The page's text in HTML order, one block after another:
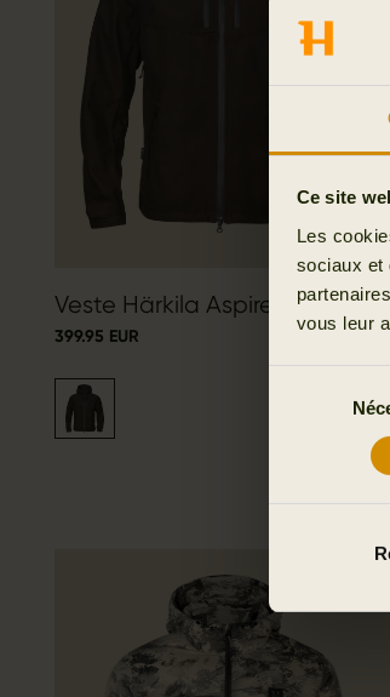
Ce site
Les
sociaux et
vous leur
consentement
Veste Härkila Aspire HWS
399.95 EUR